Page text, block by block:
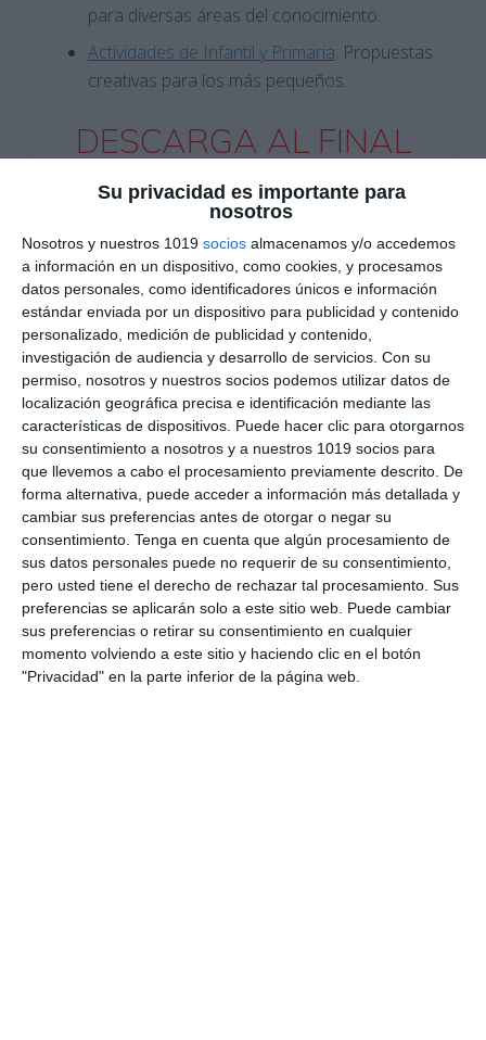
Su privacidad es importante para
nosotros
Nosotros y nuestros 1019 socios almacenamos y/o accedemos
a información en un dispositivo, como cookies, y procesamos
datos personales, como identificadores únicos e información
estándar enviada por un dispositivo para publicidad y contenido
personalizado, medición de publicidad y contenido,
investigación de audiencia y desarrollo de servicios. Con su
permiso, nosotros y nuestros socios podemos utilizar datos de
localización geográfica precisa e identificación mediante las
características de dispositivos. Puede hacer clic para otorgarnos
su consentimiento a nosotros y a nuestros 1019 socios para
que llevemos a cabo el procesamiento previamente descrito. De
forma alternativa, puede acceder a información más detallada y
cambiar sus preferencias antes de otorgar o negar su
consentimiento. Tenga en cuenta que algún procesamiento de
sus datos personales puede no requerir de su consentimiento,
pero usted tiene el derecho de rechazar tal procesamiento. Sus
preferencias se aplicarán solo a este sitio web. Puede cambiar
sus preferencias o retirar su consentimiento en cualquier
momento volviendo a este sitio y haciendo clic en el botón
"Privacidad" en la parte inferior de la página web.
para diversas áreas del conocimiento.
Actividades de Infantil y Primaria: Propuestas
creativas para los más pequeños.
DESCARGA AL FINAL
EL PDF
Escribe tu correo electrónico…
Suscribirse
Únete a otros 550 suscriptores
UNETE A NUESTRO GRUPO
EXCLUSIVO DE WHATSAPP